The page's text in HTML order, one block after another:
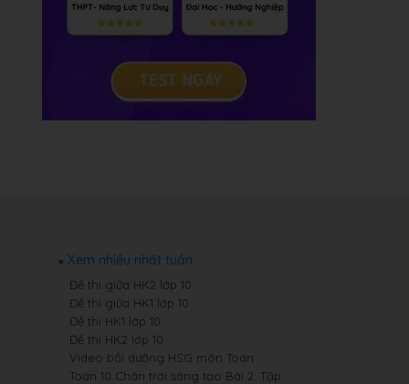
Xem nhiều nhất tuần
Đề thi giữa HK2 lớp 10
Đề thi giữa HK1 lớp 10
Đề thi HK1 lớp 10
Đề thi HK2 lớp 10
Video bồi dưỡng HSG môn Toán
Toán 10 Chân trời sáng tạo Bài 2: Tập